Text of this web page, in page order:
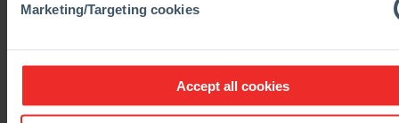
Marketing/Targeting cookies
Accept all cookies
调整后
收益
欧元)
3.28